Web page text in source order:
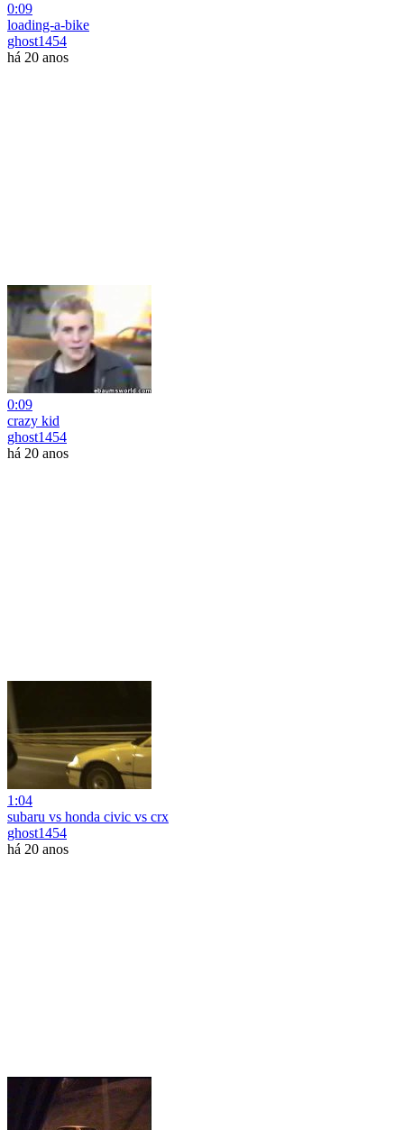
0:09
loading-a-bike
ghost1454
há 20 anos
0:09
crazy kid
ghost1454
há 20 anos
1:04
subaru vs honda civic vs crx
ghost1454
há 20 anos